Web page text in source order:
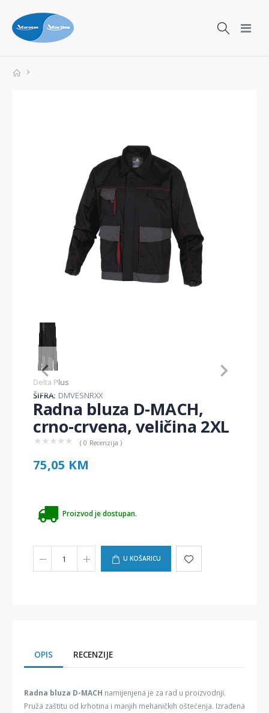
Item
1
of
1
Delta Plus
ŠIFRA: DMVESNRXX
Radna bluza D-MACH,
crno-crvena, veličina 2XL
★ ★ ★ ★ ★ ( 0 Recenzija )
75,05 KM
Proizvod je dostupan.
U KOŠARICU
OPIS RECENZIJE
Radna bluza D-MACH namijenjena je za rad u proizvodnji.
Pruža zaštitu od krhotina i manjih mehaničkih oštećenja. Izrađena